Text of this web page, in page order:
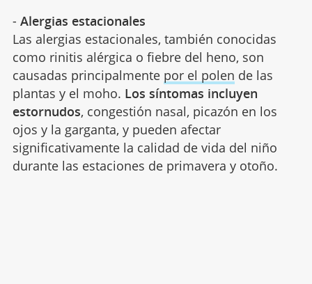
- Alergias estacionales
Las alergias estacionales, también conocidas
como rinitis alérgica o fiebre del heno, son
causadas principalmente por el polen de las
plantas y el moho. Los síntomas incluyen
estornudos, congestión nasal, picazón en los
ojos y la garganta, y pueden afectar
significativamente la calidad de vida del niño
durante las estaciones de primavera y otoño.